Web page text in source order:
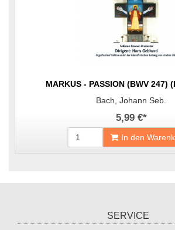
MARKUS - PASSION (BWV 247)
Bach, Johann Seb.
5,99 €*
In den
SERVICE